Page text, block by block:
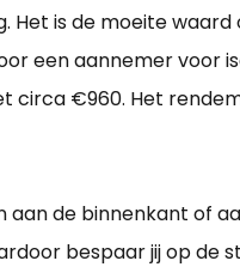
Het is de moeite
een aannemer voor
circa €960. Het
aan de binnenkant of
bespaar jij op de